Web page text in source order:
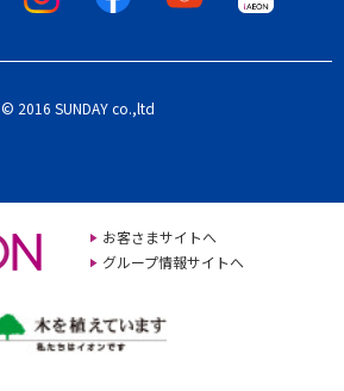
© 2016 SUNDAY co.,ltd
お客さまサイトへ
グループ情報サイトへ